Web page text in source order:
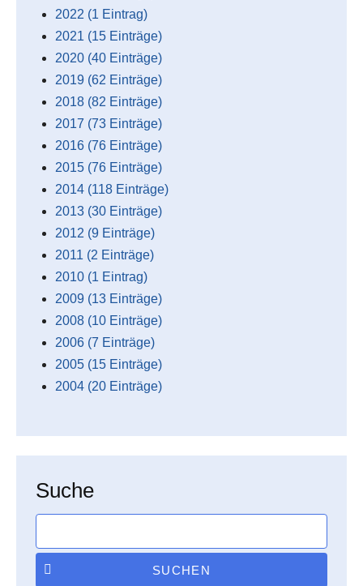
2022 (1 Eintrag)
2021 (15 Einträge)
2020 (40 Einträge)
2019 (62 Einträge)
2018 (82 Einträge)
2017 (73 Einträge)
2016 (76 Einträge)
2015 (76 Einträge)
2014 (118 Einträge)
2013 (30 Einträge)
2012 (9 Einträge)
2011 (2 Einträge)
2010 (1 Eintrag)
2009 (13 Einträge)
2008 (10 Einträge)
2006 (7 Einträge)
2005 (15 Einträge)
2004 (20 Einträge)
Suche
SUCHEN